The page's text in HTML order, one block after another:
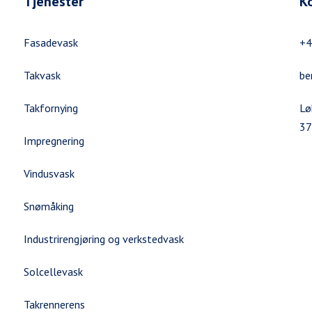
Fasadevask
Takvask
Takfornying
Impregnering
Vindusvask
Snømåking
Industrirengjøring og verkstedvask
Solcellevask
Takrennerens